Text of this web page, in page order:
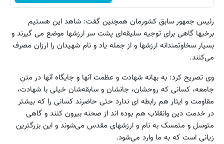
رئیس جمهور سابق کشورمان همچنین گفت: شاهد این هستیم
برخیها گاهی برای توجیه سلیقه‌ای پشت سر ارزشها موضع می گیرند و
بسیار سخاوتمندانه ارزشها و از جمله یاد و نام شهیدان را ارزان مصرف
می‌کنند.
وی تصریح کرد: به بهانه شهادت و عظمت آنها و جایگاه آنها در متن
جامعه، کسانی که روحشان، جانشان و سابقه‌شان خیلی با شهادت،
مقاومت و ایثار هم رابطه ای ندارد حتی حاضرند کسانی را که بیشتر
در خدمت دین وانقلاب هم بوده اند از صحنه بیرون کنند و گاهی
متوسل و متمسک به نام و ارزشهای مقدس می‌شوند و این بزرگترین
زیانی است که به ما وارد می‌شود.